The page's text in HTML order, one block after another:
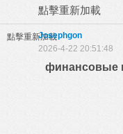
點擊重新加載
點擊重新加載Josephgon
2026-4-22 20:51:48
финансовые